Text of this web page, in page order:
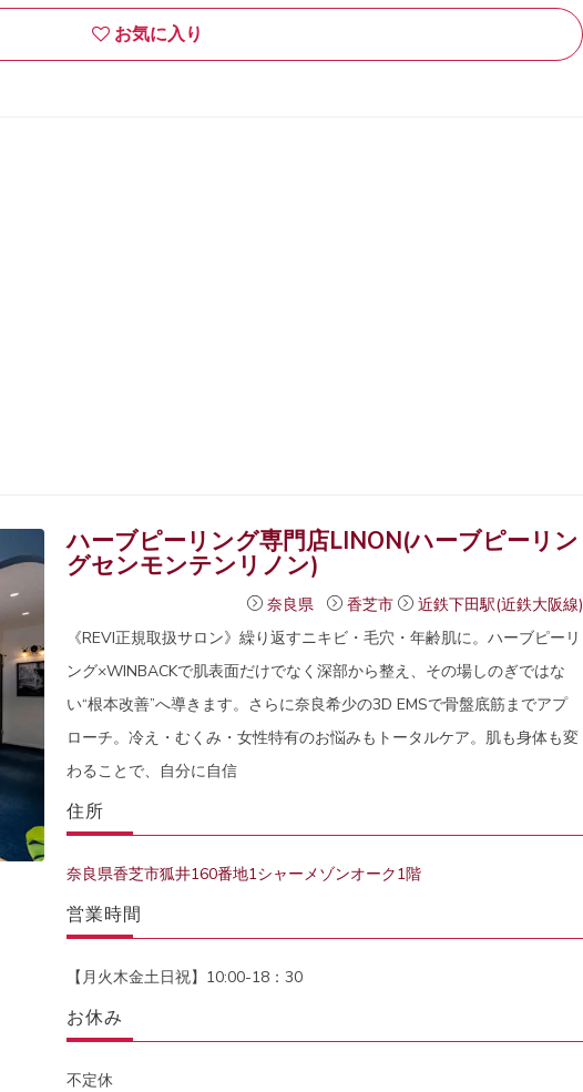
お気に入り
ハーブピーリング専門店LINON(ハーブピーリン
グセンモンテンリノン)
奈良県 香芝市
近鉄下田駅(近鉄大阪線)
《REVI正規取扱サロン》繰り返すニキビ・毛穴・年齢肌に。ハーブピーリ
ング×WINBACKで肌表面だけでなく深部から整え、その場しのぎではな
い“根本改善”へ導きます。さらに奈良希少の3D EMSで骨盤底筋までアプ
ローチ。冷え・むくみ・女性特有のお悩みもトータルケア。肌も身体も変
わることで、自分に自信
住所
奈良県香芝市狐井160番地1シャーメゾンオーク1階
営業時間
【月火木金土日祝】10:00-18：30
お休み
不定休